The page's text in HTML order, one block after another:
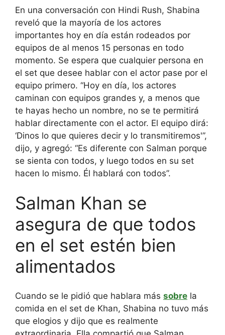
En una conversación con Hindi Rush, Shabina
reveló que la mayoría de los actores
importantes hoy en día están rodeados por
equipos de al menos 15 personas en todo
momento. Se espera que cualquier persona en
el set que desee hablar con el actor pase por el
equipo primero. “Hoy en día, los actores
caminan con equipos grandes y, a menos que
te hayas hecho un nombre, no se te permitirá
hablar directamente con el actor. El equipo dirá:
‘Dinos lo que quieres decir y lo transmitiremos'”,
dijo, y agregó: “Es diferente con Salman porque
se sienta con todos, y luego todos en su set
hacen lo mismo. Él hablará con todos”.
Salman Khan se
asegura de que todos
en el set estén bien
alimentados
Cuando se le pidió que hablara más sobre la
comida en el set de Khan, Shabina no tuvo más
que elogios y dijo que es realmente